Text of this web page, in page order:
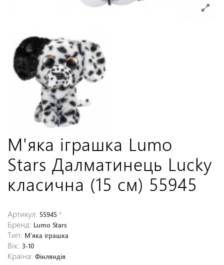
М'яка іграшка Lumo
Stars Далматинець Lucky
класична (15 см) 55945
Артикул: 55945 *
Бренд: Lumo Stars
Тип: М'яка іграшка
Вік: 3-10
Країна: Фінляндія